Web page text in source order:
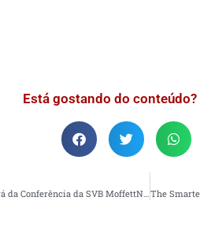
Está gostando do